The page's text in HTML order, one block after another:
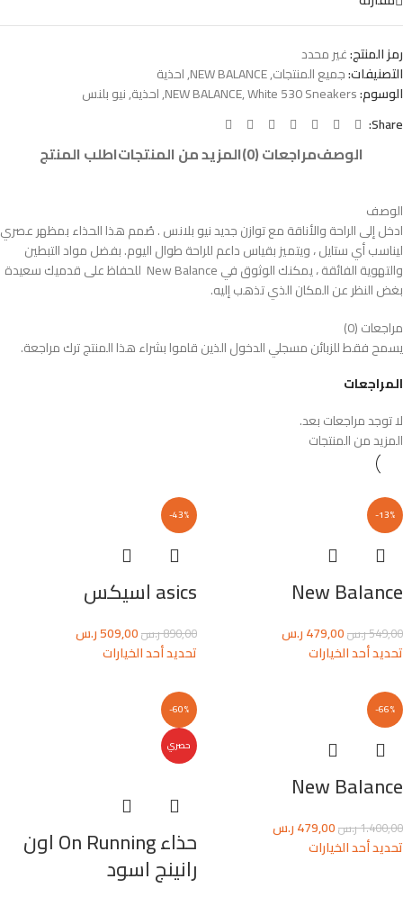
رمز المنتج:غير محدد
التصنيفات:جميع المنتجات,
NEW BALANCE
,احذية
الوسوم:
NEW BALANCE,White 530 Sneakers
,احذية,نيو بلنس
Share:
الوصفمراجعات (0) المزيد من المنتجاتاطلب المنتج
الوصف
ادخل إلى الراحة والأناقة مع توازن جديد نيو بلانس . صُمم هذا الحذاء بمظهر عصري
ليناسب أي ستايل ، ويتميز بقياس داعم للراحة طوال اليوم. بفضل مواد التبطين
والتهوية الفائقة ، يمكنك الوثوق في New Balance للحفاظ على قدميك سعيدة
بغض النظر عن المكان الذي تذهب إليه.
مراجعات (0)
المراجعات
لا توجد مراجعات بعد.
يسمح فقط للزبائن مسجلي الدخول الذين قاموا بشراء هذا المنتج ترك مراجعة.
المزيد من المنتجات
-13%
New Balance
549,00ر.س479,00ر.س
تحديد أحد الخيارات
-43%
asics اسيكس
890,00ر.س509,00ر.س
تحديد أحد الخيارات
-66%
New Balance
1.400,00ر.س479,00ر.س
تحديد أحد الخيارات
-60%
حصري
حذاء On Running اون
رانينج اسود